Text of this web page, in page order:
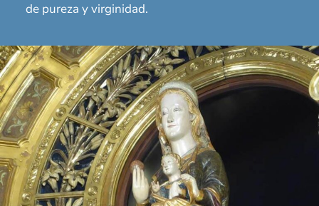
de pureza y virginidad.